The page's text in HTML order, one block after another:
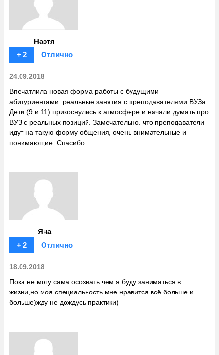
Настя
+ 2
Отлично
24.09.2018
Впечатлила новая форма работы с будущими
абитуриентами: реальные занятия с преподавателями ВУЗа.
Дети (9 и 11) прикоснулись к атмосфере и начали думать про
ВУЗ с реальных позиций. Замечательно, что преподаватели
идут на такую форму общения, очень внимательные и
понимающие. Спасибо.
Яна
+ 2
Отлично
18.09.2018
Пока не могу сама осознать чем я буду заниматься в
жизни,но моя специальность мне нравится всё больше и
больше)жду не дождусь практики)